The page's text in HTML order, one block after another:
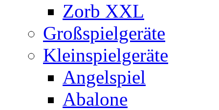
Zorb XXL
Großspielgeräte
Kleinspielgeräte
Angelspiel
Abalone